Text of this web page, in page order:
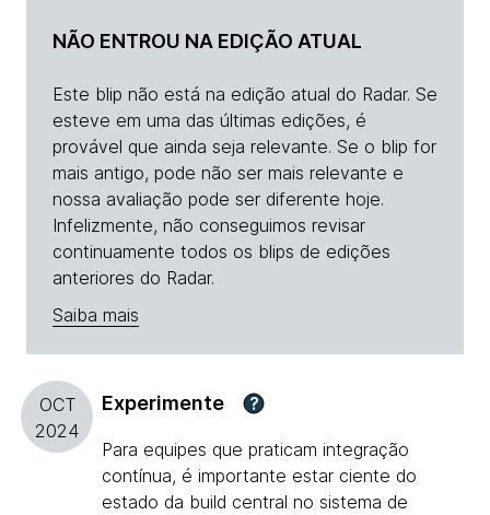
NÃO ENTROU NA EDIÇÃO ATUAL
Este blip não está na edição atual do Radar. Se
esteve em uma das últimas edições, é
provável que ainda seja relevante. Se o blip for
mais antigo, pode não ser mais relevante e
nossa avaliação pode ser diferente hoje.
Infelizmente, não conseguimos revisar
continuamente todos os blips de edições
anteriores do Radar.
Saiba mais
OCT
2024
Experimente ?
Para equipes que praticam integração
contínua, é importante estar ciente do
estado da build central no sistema de